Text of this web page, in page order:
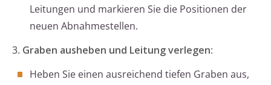
Leitungen und markieren Sie die Positionen der
neuen Abnahmestellen.
3. Graben ausheben und Leitung verlegen:
Heben Sie einen ausreichend tiefen Graben aus,